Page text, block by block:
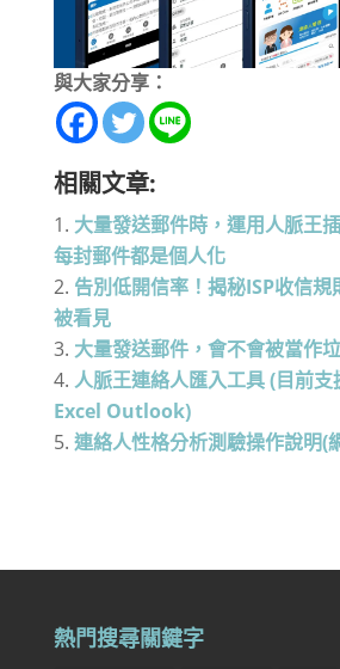
與大家分享：
相關文章:
大量發送郵件時，運用人脈王
每封郵件都是個人化
告別低開信率！揭秘ISP收信規
被看見
大量發送郵件，會不會被當作
人脈王連絡人匯入工具 (目前
Excel Outlook)
連絡人性格分析測驗操作說明(
熱門搜尋關鍵字